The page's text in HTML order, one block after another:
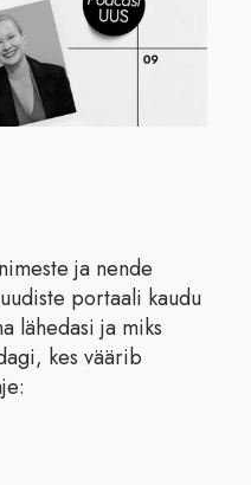
ja nende
portaali kaudu
lähedasi ja miks
kes väärib